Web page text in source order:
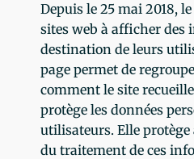
Depuis le 25 mai 2018,
sites web à afficher des
destination de leurs
page permet de
comment le site
protège les données
utilisateurs. Elle protège
du traitement de ces